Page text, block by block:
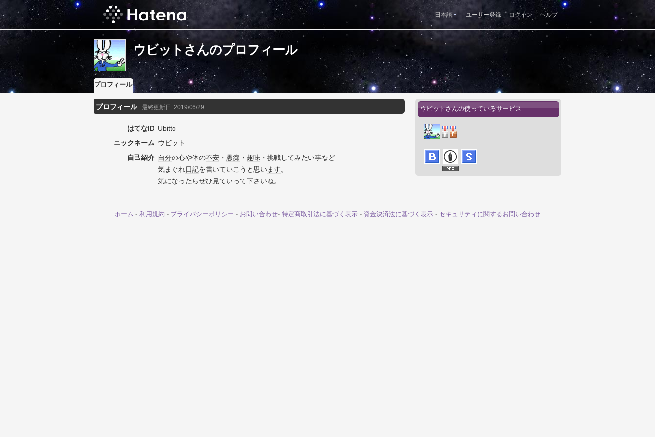
日本語 ユーザー登録 ログイン ヘルプ
ウビットさんのプロフィール
プロフィール
プロフィール 最終更新日: 2019/06/29
はてなID Ubitto
ニックネーム ウビット
自己紹介 自分の心や体の不安 ・ 愚痴 ・ 趣味 ・挑戦してみたい事など
気まぐれ日記を書いていこうと思います。
気になったらぜひ見ていって下さ いね。
ウビットさんの使っているサービス
ホーム - 利用規約 - プライバシーポリシー - お問い合わせ- 特定商取引法に基づく表示 - 資金決済法に基づく表示 - セキュリティに関するお問い合わせ